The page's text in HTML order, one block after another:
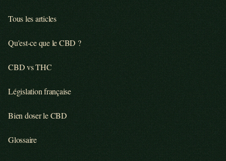
Tous les articles
Qu'est-ce que le CBD ?
CBD vs THC
Législation française
Bien doser le CBD
Glossaire